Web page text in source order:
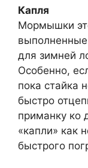
Капля
Мормышки
для зимней
Особенно,
пока стайка
быстро
приманку ко
«капли» как
быстрого